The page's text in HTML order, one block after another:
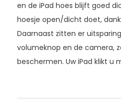
en de iPad hoes blijft goed
hoesje open/dicht doet,
Daarnaast zitten er
volumeknop en de camera,
beschermen. Uw iPad klikt u